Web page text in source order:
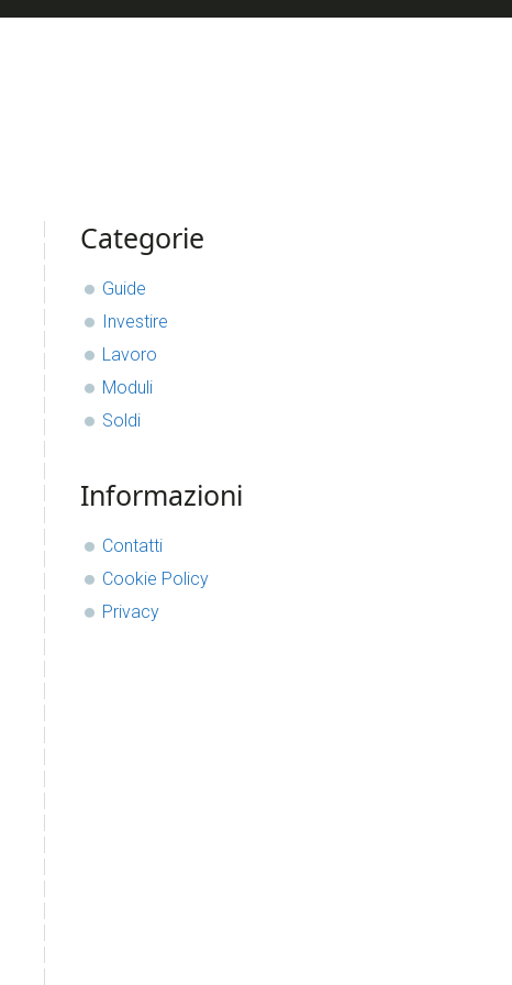
sidebar
Blog
Categorie
Guide
Investire
Lavoro
Moduli
Soldi
Informazioni
Contatti
Cookie Policy
Privacy